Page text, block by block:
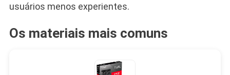
usuários menos experientes.
Os materiais mais comuns